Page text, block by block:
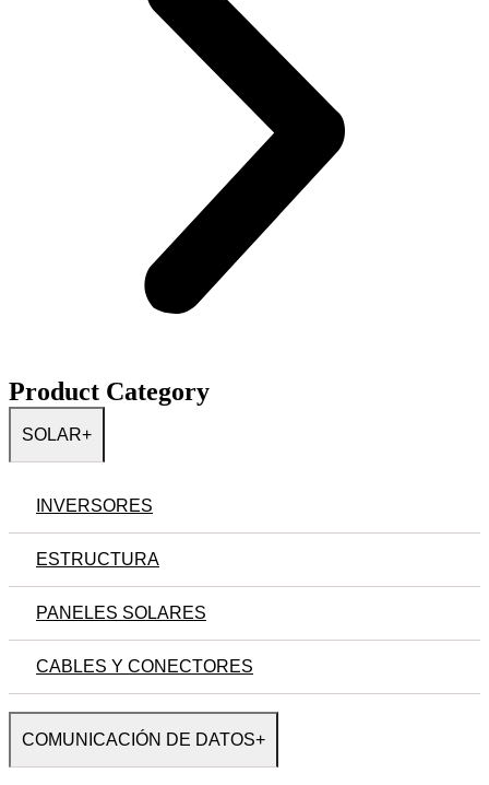
Product Category
SOLAR+
INVERSORES
ESTRUCTURA
PANELES SOLARES
CABLES Y CONECTORES
COMUNICACIÓN DE DATOS+